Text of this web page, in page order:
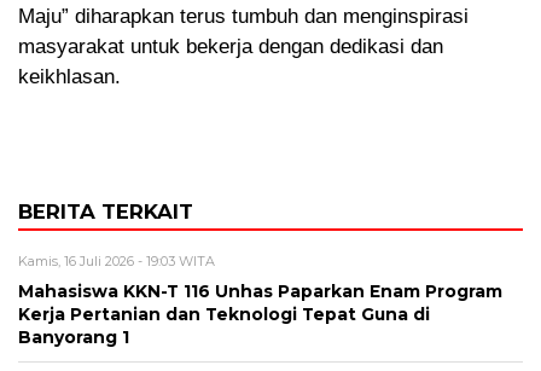
Maju” diharapkan terus tumbuh dan menginspirasi
masyarakat untuk bekerja dengan dedikasi dan
keikhlasan.
BERITA TERKAIT
Kamis, 16 Juli 2026 - 19:03 WITA
Mahasiswa KKN-T 116 Unhas Paparkan Enam Program
Kerja Pertanian dan Teknologi Tepat Guna di
Banyorang 1